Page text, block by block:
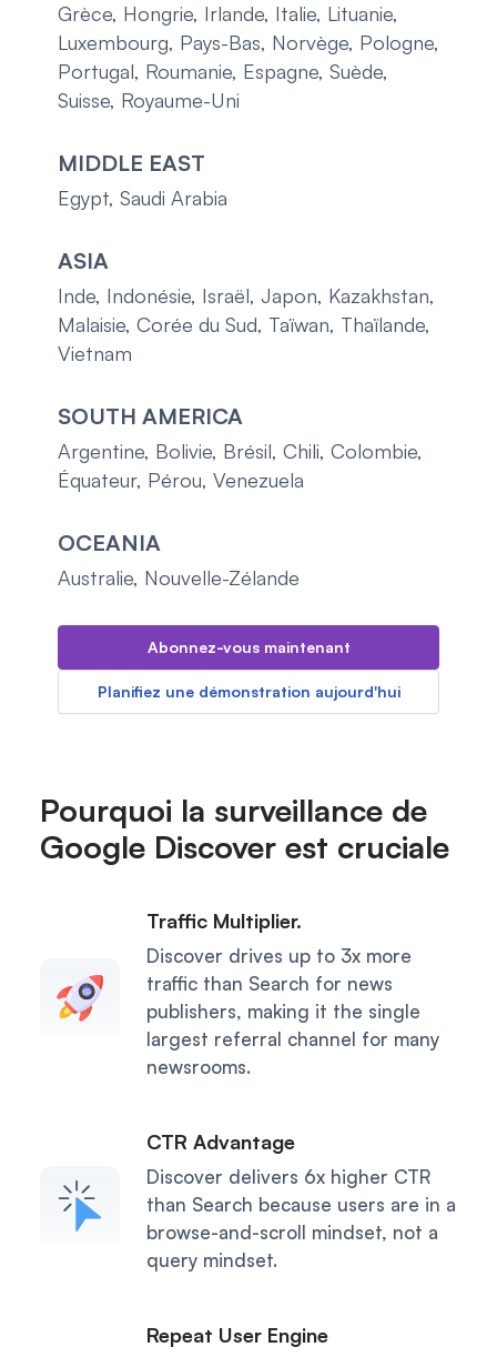
Grèce, Hongrie, Irlande, Italie, Lituanie,
Luxembourg, Pays-Bas, Norvège, Pologne,
Portugal, Roumanie, Espagne, Suède,
Suisse, Royaume-Uni
MIDDLE EAST
Egypt, Saudi Arabia
ASIA
Inde, Indonésie, Israël, Japon, Kazakhstan,
Malaisie, Corée du Sud, Taïwan, Thaïlande,
Vietnam
SOUTH AMERICA
Argentine, Bolivie, Brésil, Chili, Colombie,
Équateur, Pérou, Venezuela
OCEANIA
Australie, Nouvelle-Zélande
Abonnez-vous maintenant
Planifiez une démonstration aujourd'hui
Pourquoi la surveillance de
Google Discover est cruciale
Traffic Multiplier.
Discover drives up to 3x more
traffic than Search for news
publishers, making it the single
largest referral channel for many
newsrooms.
CTR Advantage
Discover delivers 6x higher CTR
than Search because users are in a
browse-and-scroll mindset, not a
query mindset.
Repeat User Engine